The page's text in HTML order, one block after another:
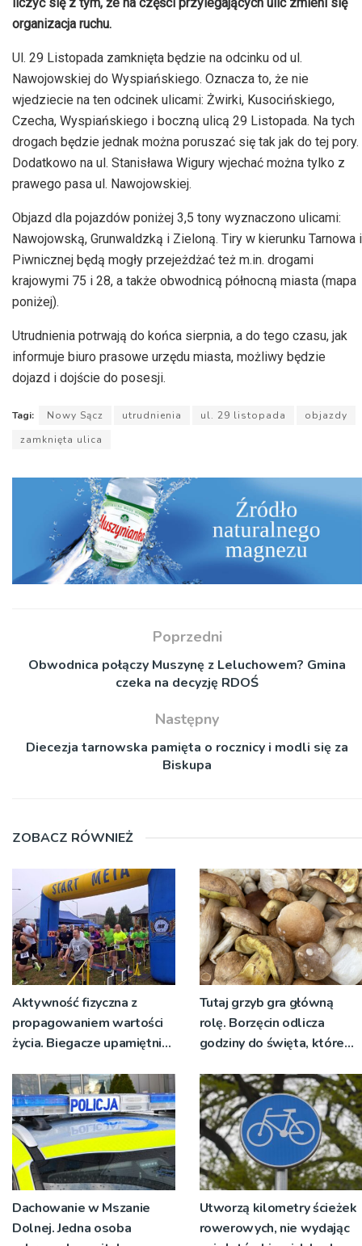
organizacja ruchu.
Ul. 29 Listopada zamknięta będzie na odcinku od ul.
Nawojowskiej do Wyspiańskiego. Oznacza to, że nie
wjedziecie na ten odcinek ulicami: Żwirki, Kusocińskiego,
Czecha, Wyspiańskiego i boczną ulicą 29 Listopada. Na tych
drogach będzie jednak można poruszać się tak jak do tej pory.
Dodatkowo na ul. Stanisława Wigury wjechać można tylko z
prawego pasa ul. Nawojowskiej.
Objazd dla pojazdów poniżej 3,5 tony wyznaczono ulicami:
Nawojowską, Grunwaldzką i Zieloną. Tiry w kierunku Tarnowa i
Piwnicznej będą mogły przejeżdżać też m.in. drogami
krajowymi 75 i 28, a także obwodnicą północną miasta (mapa
poniżej).
Utrudnienia potrwają do końca sierpnia, a do tego czasu, jak
informuje biuro prasowe urzędu miasta, możliwy będzie
dojazd i dojście do posesji.
Tagi: Nowy Sącz utrudnienia ul. 29 listopada
objazdy
zamknięta ulica
Poprzedni
Obwodnica połączy Muszynę z Leluchowem? Gmina
czeka na decyzję RDOŚ
Następny
Diecezja tarnowska pamięta o rocznicy i modli się za
Biskupa
ZOBACZ RÓWNIEŻ
Aktywność fizyczna z
propagowaniem wartości
życia. Biegacze upamiętnili
Tutaj grzyb gra główną
rolę. Borzęcin odlicza
godziny do święta, które
pokoleń
Dachowanie w Mszanie
Dolnej. Jedna osoba
Utworzą kilometry ścieżek
rowerowych, nie wydając